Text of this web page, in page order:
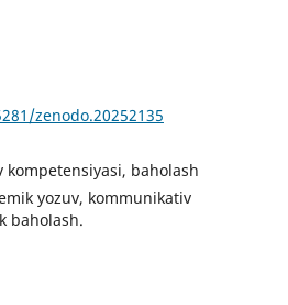
zenodo.20252135
kompetensiyasi, baholash
yozuv, kommunikativ
baholash.